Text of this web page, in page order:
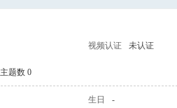
视频认证 未认证
主题数 0
生日 -